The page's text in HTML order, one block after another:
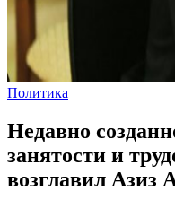
Политика
Недавно
занятости и
возглавил Азиз